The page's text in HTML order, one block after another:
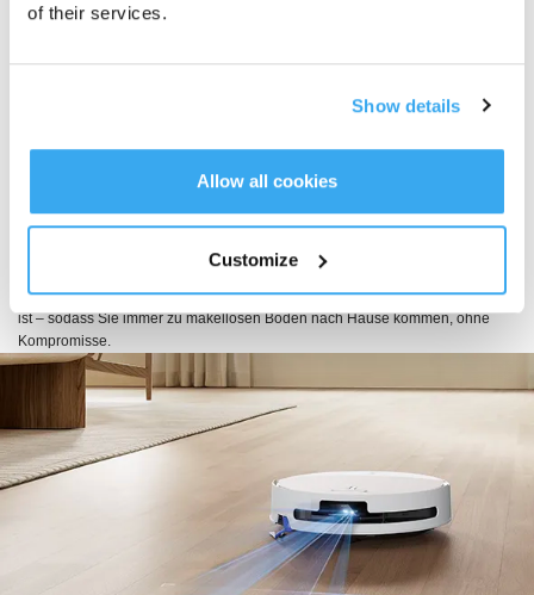
of their services.
Show details
Allow all cookies
Customize
Das intelligente Triple Lift-System von DEEBOT T90 PRO OMNI liefert
hebt sich der Mopp-Roller automatisch an, um Feuchtigkeit zu verhindern,
Kreuzkontamination zu vermeiden, hartnäckige Flecken mit einer präzisen
Moppung angehend. Bei großen Trümmern zieht sich die Seitenbürste
zurück, um Streuung zu verhindern, während die Saugkraft zunimmt.
Entwickelt für nahtlose Trocken-Feucht-Trennung und adaptive Leistung,
gewährleistet es, dass jede Reinigung kraftvoll, präzise und bodenfreundlich
ist – sodass Sie immer zu makellosen Böden nach Hause kommen, ohne
Kompromisse.